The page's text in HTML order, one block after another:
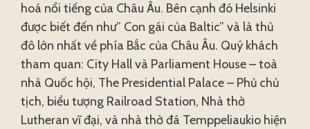
hoá nổi tiếng của Châu Âu. Bên cạnh đó Helsinki
được biết đến như” Con gái của Baltic” và là thủ
đô lớn nhất về phía Bắc của Châu Âu. Quý khách
tham quan: City Hall và Parliament House – toà
nhà Quốc hội, The Presidential Palace – Phủ chủ
tịch, biểu tượng Railroad Station, Nhà thờ
Lutheran vĩ đại, và nhà thờ đá Temppeliaukio hiện